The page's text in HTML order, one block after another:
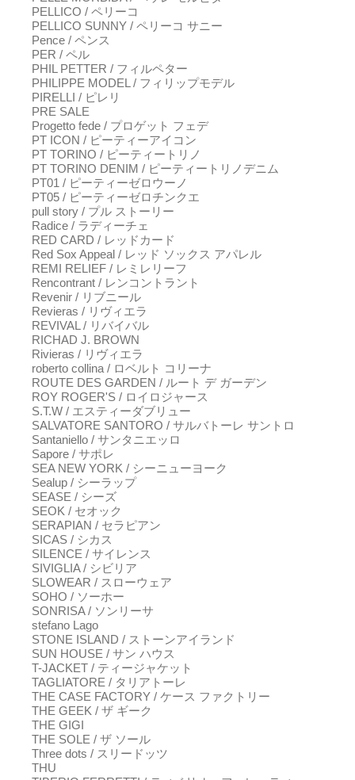
PELLICO / ペリーコ
PELLICO SUNNY / ペリーコ サニー
Pence / ペンス
PER / ペル
PHIL PETTER / フィルペター
PHILIPPE MODEL / フィリップモデル
PIRELLI / ピレリ
PRE SALE
Progetto fede / プロゲット フェデ
PT ICON / ピーティーアイコン
PT TORINO / ピーティートリノ
PT TORINO DENIM / ピーティートリノデニム
PT01 / ピーティーゼロウーノ
PT05 / ピーティーゼロチンクエ
pull story / プル ストーリー
Radice / ラディーチェ
RED CARD / レッドカード
Red Sox Appeal / レッド ソックス アパレル
REMI RELIEF / レミレリーフ
Rencontrant / レンコントラント
Revenir / リブニール
Revieras / リヴィエラ
REVIVAL / リバイバル
RICHAD J. BROWN
Rivieras / リヴィエラ
roberto collina / ロベルト コリーナ
ROUTE DES GARDEN / ルート デ ガーデン
ROY ROGER'S / ロイロジャース
S.T.W / エスティーダブリュー
SALVATORE SANTORO / サルバトーレ サントロ
Santaniello / サンタニエッロ
Sapore / サポレ
SEA NEW YORK / シーニューヨーク
Sealup / シーラップ
SEASE / シーズ
SEOK / セオック
SERAPIAN / セラピアン
SICAS / シカス
SILENCE / サイレンス
SIVIGLIA / シビリア
SLOWEAR / スローウェア
SOHO / ソーホー
SONRISA / ソンリーサ
stefano Lago
STONE ISLAND / ストーンアイランド
SUN HOUSE / サン ハウス
T-JACKET / ティージャケット
TAGLIATORE / タリアトーレ
THE CASE FACTORY / ケース ファクトリー
THE GEEK / ザ ギーク
THE GIGI
THE SOLE / ザ ソール
Three dots / スリードッツ
THU